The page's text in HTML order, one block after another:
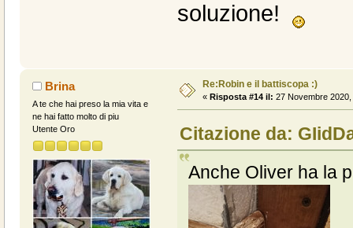
soluzione!
Brina
A te che hai preso la mia vita e
ne hai fatto molto di piu
Utente Oro
Re:Robin e il battiscopa :)
« Risposta #14 il: 27 Novembre
Citazione da:
Anche Oliver ha la